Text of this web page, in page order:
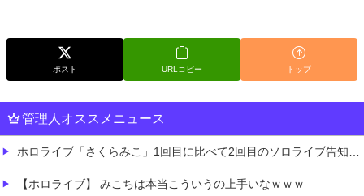
ポスト URLコピー トップ
管理人オススメニュース
ホロライブ「さくらみこ」1回目に比べて2回目のソロライブ告知「咲き乱れみこち」いいね数が減っていると野うさぎ余計なお世話で心配する画像あり
【ホロライブ】 みこちは本当こういうの上手いなｗｗｗ